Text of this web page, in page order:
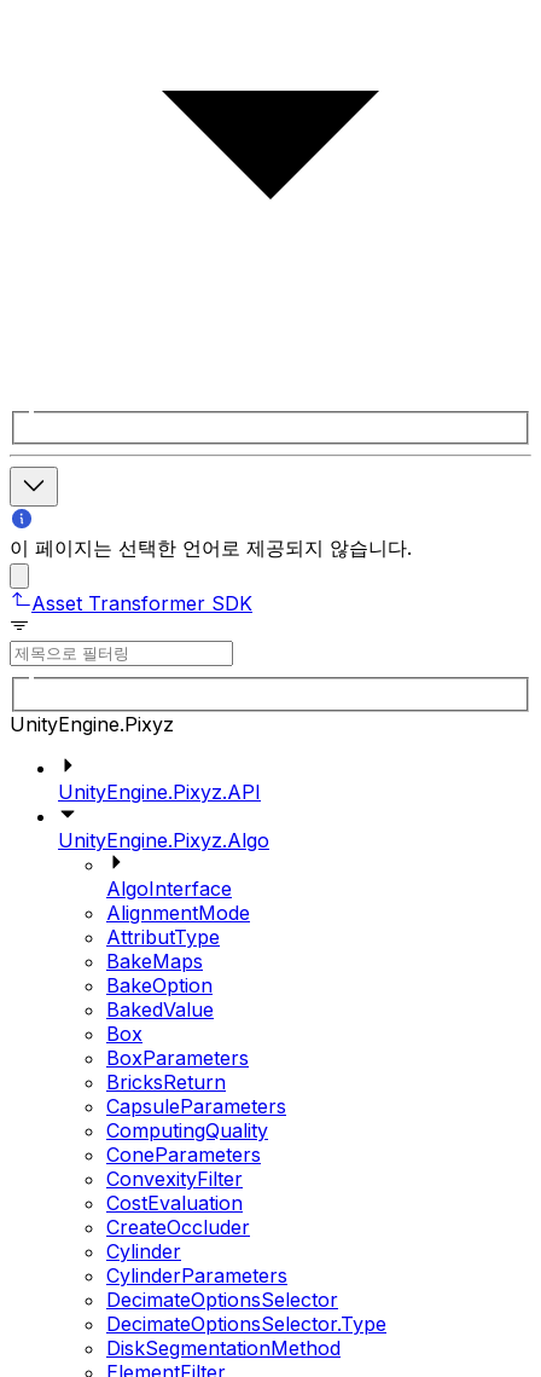
이 페이지는 선택한 언어로 제공되지 않습니다.
Asset Transformer SDK
UnityEngine.Pixyz
UnityEngine.Pixyz.API
UnityEngine.Pixyz.Algo
AlgoInterface
AlignmentMode
AttributType
BakeMaps
BakeOption
BakedValue
Box
BoxParameters
BricksReturn
CapsuleParameters
ComputingQuality
ConeParameters
ConvexityFilter
CostEvaluation
CreateOccluder
Cylinder
CylinderParameters
DecimateOptionsSelector
DecimateOptionsSelector.Type
DiskSegmentationMethod
ElementFilter